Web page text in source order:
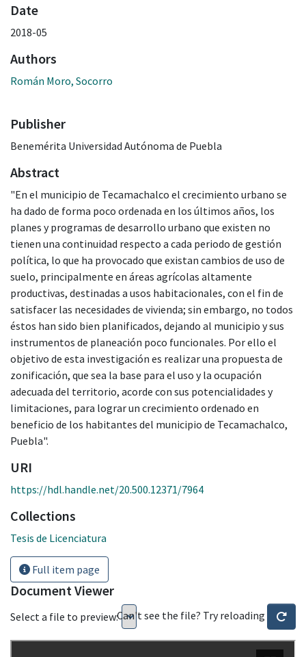
Date
2018-05
Authors
Román Moro, Socorro
Publisher
Benemérita Universidad Autónoma de Puebla
Abstract
"En el municipio de Tecamachalco el crecimiento urbano se
ha dado de forma poco ordenada en los últimos años, los
planes y programas de desarrollo urbano que existen no
tienen una continuidad respecto a cada periodo de gestión
política, lo que ha provocado que existan cambios de uso de
suelo, principalmente en áreas agrícolas altamente
productivas, destinadas a usos habitacionales, con el fin de
satisfacer las necesidades de vivienda; sin embargo, no todos
éstos han sido bien planificados, dejando al municipio y sus
instrumentos de planeación poco funcionales. Por ello el
objetivo de esta investigación es realizar una propuesta de
zonificación, que sea la base para el uso y la ocupación
adecuada del territorio, acorde con sus potencialidades y
limitaciones, para lograr un crecimiento ordenado en
beneficio de los habitantes del municipio de Tecamachalco,
Puebla".
URI
https://hdl.handle.net/20.500.12371/7964
Collections
Tesis de Licenciatura
Full item page
Document Viewer
Select a file to preview:Can't see the file? Try reloading